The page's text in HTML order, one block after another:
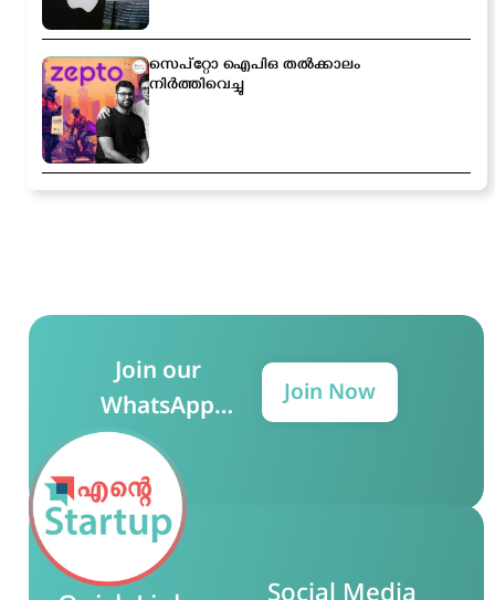
സെപ്റ്റോ ഐപിഒ തൽക്കാലം
നിർത്തിവെച്ചു
Join our
WhatsApp
Group for more
updates!
Join Now
Social Media